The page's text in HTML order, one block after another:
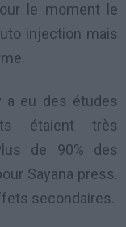
le moment le
injection mais
a eu des études
étaient très
de 90% des
Sayana press.
secondaires.